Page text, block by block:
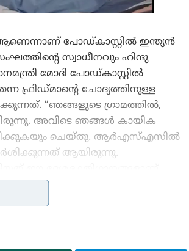
പോഡ്കാസ്റ്റിൽ ഇന്ത്യൻ
സ്വാധീനവും ഹിന്ദു
മോദി പോഡ്കാസ്റ്റിൽ
ചോദ്യത്തിനുള്ള
“ഞങ്ങളുടെ ഗ്രാമത്തിൽ,
അവിടെ ഞങ്ങൾ കായിക
ചെയ്തു. ആർഎസ്എസിൽ
ആയിരുന്നു.
എന്നാണ് പ്രധാനമന്ത്രി ഈ